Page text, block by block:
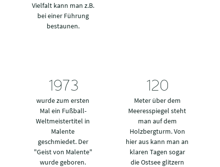
Vielfalt kann man z.B.
bei einer Führung
bestaunen.
1974
wurde zum ersten
Mal ein Fußball-
Weltmeistertitel in
Malente
geschmiedet. Der
"Geist von Malente"
wurde geboren.
120
Meter über dem
Meeresspiegel steht
man auf dem
Holzbergturm. Von
hier aus kann man an
klaren Tagen sogar
die Ostsee glitzern